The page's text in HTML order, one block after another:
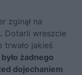
zginął na
Dotarli wreszcie
trwało jakieś
było żadnego
dojechaniem